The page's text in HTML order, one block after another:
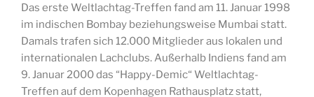
Das erste Weltlachtag-Treffen fand am 11. Januar 1998
im indischen Bombay beziehungsweise Mumbai statt.
Damals trafen sich 12.000 Mitglieder aus lokalen und
internationalen Lachclubs. Außerhalb Indiens fand am
9. Januar 2000 das “Happy-Demic“ Weltlachtag-
Treffen auf dem Kopenhagen Rathausplatz statt,